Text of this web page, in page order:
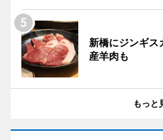
新橋にジンギ
産羊肉も
もっと